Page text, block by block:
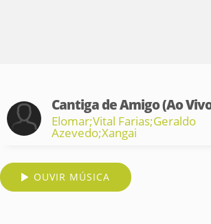
Cantiga de Amigo (Ao
Elomar;Vital Farias;Geraldo
Azevedo;Xangai
OUVIR MÚSICA